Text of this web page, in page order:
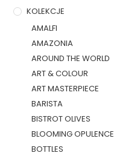
KOLEKCJE
AMALFI
AMAZONIA
AROUND THE WORLD
ART & COLOUR
ART MASTERPIECE
BARISTA
BISTROT OLIVES
BLOOMING OPULENCE
BOTTLES